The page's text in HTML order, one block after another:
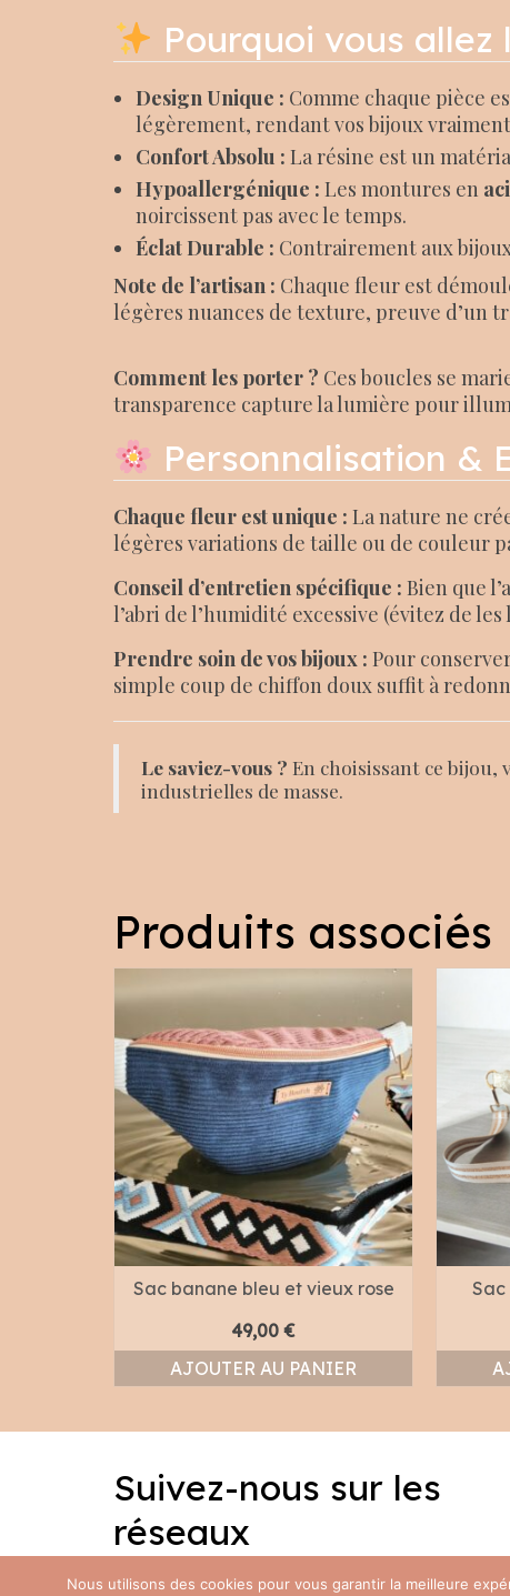
Pourquoi vous allez
Design Unique : Comme chaque pièce
légèrement, rendant vos bijoux
Confort Absolu : La résine est un
Hypoallergénique : Les montures en
noircissent pas avec le temps.
Éclat Durable : Contrairement aux
Note de l’artisan : Chaque fleur est
légères nuances de texture, preuve d’un
Comment les porter ? Ces boucles se
transparence capture la lumière pour
Personnalisation &
Chaque fleur est unique : La nature ne
légères variations de taille ou de couleur
Conseil d’entretien spécifique : Bien que
l’abri de l’humidité excessive (évitez de
Prendre soin de vos bijoux : Pour
simple coup de chiffon doux suffit à
Le saviez-vous ? En choisissant ce bijou,
industrielles de masse.
Produits associés
Sac banane bleu et vieux rose
49,00 €
AJOUTER AU PANIER
Suivez-nous sur les
réseaux
Facebook
Instagram
Nous utilisons des cookies pour vous garantir la meilleure